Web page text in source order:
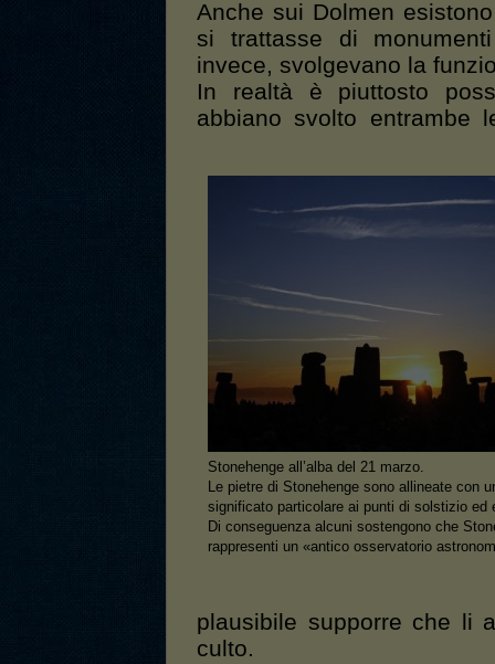
Anche sui Dolmen
si trattasse di
invece, svolgevano la
In realtà è piuttosto
abbiano svolto entrambe
Stonehenge all’alba del 21 marzo.
Le pietre di Stonehenge sono allineate con
significato particolare ai punti di solstizio ed
Di conseguenza alcuni sostengono che
rappresenti un «antico osservatorio
plausibile supporre che li
culto.